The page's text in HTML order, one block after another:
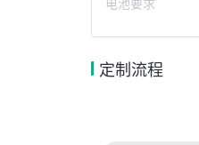
定制流程